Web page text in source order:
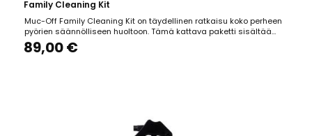
Family Cleaning Kit
Muc-Off Family Cleaning Kit on täydellinen ratkaisu koko perheen
pyörien säännölliseen huoltoon. Tämä kattava paketti sisältää
kaiken tarvittavan pyörien puhdistamiseen, suojaamiseen ja
voiteluun, varmistaen, että perheesi pyörät pysyvät huippukunnossa
89,00 €